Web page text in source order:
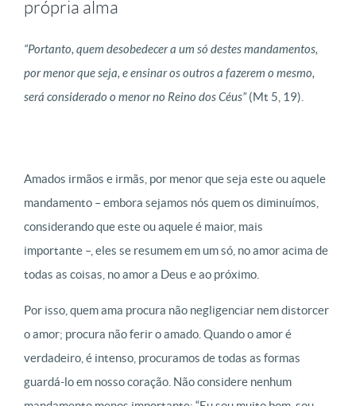
própria alma
“Portanto, quem desobedecer a um só destes mandamentos,
por menor que seja, e ensinar os outros a fazerem o mesmo,
será considerado o menor no Reino dos Céus”(Mt 5, 19).
Amados irmãos e irmãs, por menor que seja este ou aquele
mandamento – embora sejamos nós quem os diminuímos,
considerando que este ou aquele é maior, mais
importante –, eles se resumem em um só, no amor acima de
todas as coisas, no amor a Deus e ao próximo.
Por isso, quem ama procura não negligenciar nem distorcer
o amor; procura não ferir o amado. Quando o amor é
verdadeiro, é intenso, procuramos de todas as formas
guardá-lo em nosso coração. Não considere nenhum